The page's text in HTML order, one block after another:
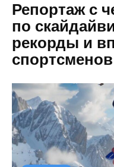
Репортаж с
по
рекорды и
спортсменов